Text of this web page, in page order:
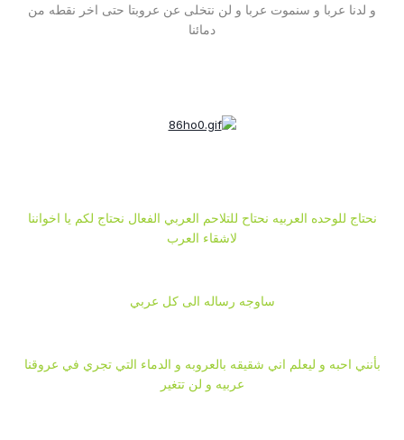
و لدنا عربا و سنموت عربا و لن نتخلى عن عروبتا حتى اخر نقطه من
دمائنا
نحتاج للوحده العربيه نحتاح للتلاحم العربي الفعال نحتاج لكم يا اخواننا
لاشقاء العرب
ساوجه رساله الى كل عربي
بأنني احبه و ليعلم اني شقيقه بالعروبه و الدماء التي تجري في عروقنا
عربيه و لن تتغير